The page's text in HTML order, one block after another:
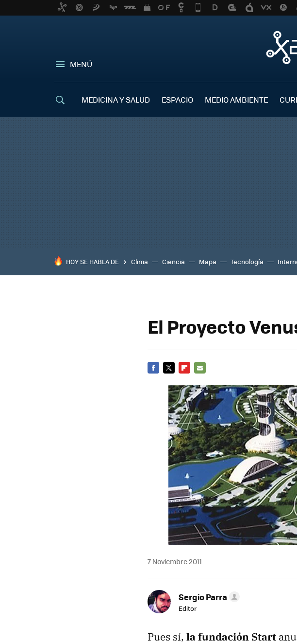
MENÚ
MEDICINA Y SALUD ESPACIO MEDIO AMBIENTE
HOY SE HABLA DE Clima Ciencia Mapa Tecnología
El Proyecto
MAIL
7 Noviembre 2011
Sergio Parra
Editor
Pues sí, la fundación Start